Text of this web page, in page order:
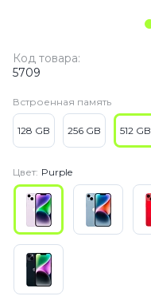
Код товара:
5709
Встроенная память
128 GB 256 GB 512 GB
Цвет: Purple